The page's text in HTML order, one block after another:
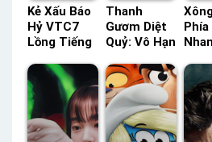
Kẻ Xấu Báo
Hỷ VTC7
Lồng Tiếng
HD Lồng
Tiếng
Thanh
Gươm Diệt
Quỷ: Vô Hạn
Lồng Tiếng
– Status:
HD Lồng
Tiếng